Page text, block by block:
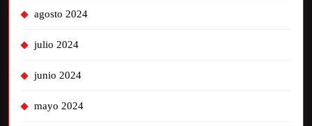
agosto 2024
julio 2024
junio 2024
mayo 2024